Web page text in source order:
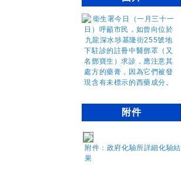
附件
附件：政府化驗所詳細化驗結
果